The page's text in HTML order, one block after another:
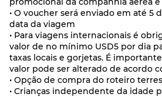
• O voucher será enviado em até 5
data da viagem
• Para viagens internacionais é
valor de no mínimo USD5 por dia
taxas locais e gorjetas. É
valor pode ser alterado de acordo
• Opção de compra do roteiro
• Crianças independente da idade